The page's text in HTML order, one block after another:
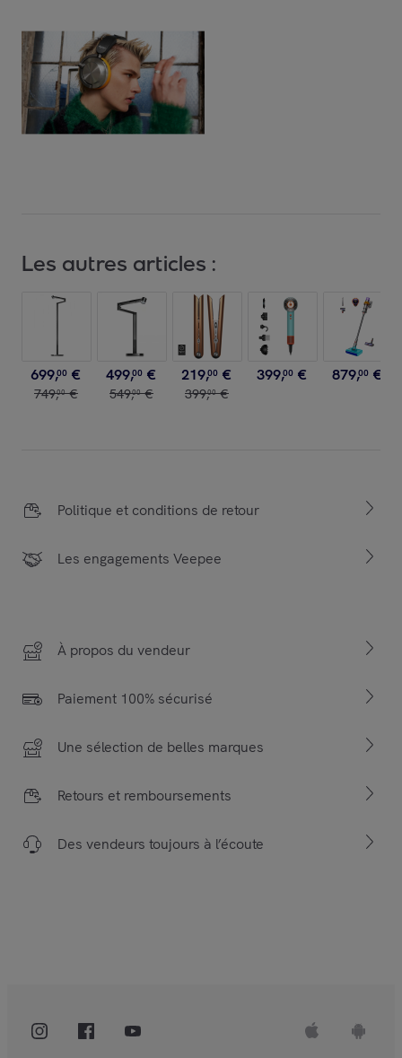
Les autres articles :
699,00 €
749,00 €
499,00 €
549,00 €
219,00 €
399,00 €
399,00 € 879,00 €
Politique et conditions de retour
Les engagements Veepee
À propos du vendeur
Paiement 100% sécurisé
Une sélection de belles marques
Retours et remboursements
Des vendeurs toujours à l’écoute